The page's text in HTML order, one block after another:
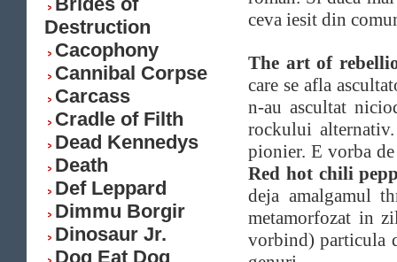
Destruction
Cacophony
Cannibal Corpse
Carcass
Cradle of Filth
Dead Kennedys
Death
Def Leppard
Dimmu Borgir
Dinosaur Jr.
Dog Eat Dog
ceva iesit din
The art of
care se afla
n-au ascultat
rockului
pionier. E vorba
Red hot chili
deja amalgamul
metamorfozat in
vorbind) particula